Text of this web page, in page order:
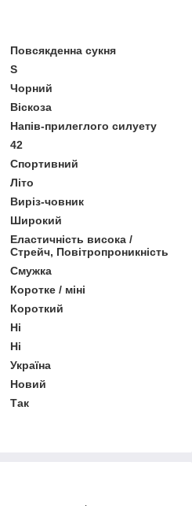
Повсякденна сукня
S
Чорний
Віскоза
Напів-прилеглого силуету
42
Спортивний
Літо
Виріз-човник
Широкий
Еластичність висока /
Стрейч, Повітропроникність
Смужка
Коротке / міні
Короткий
Ні
Ні
Україна
Новий
Так